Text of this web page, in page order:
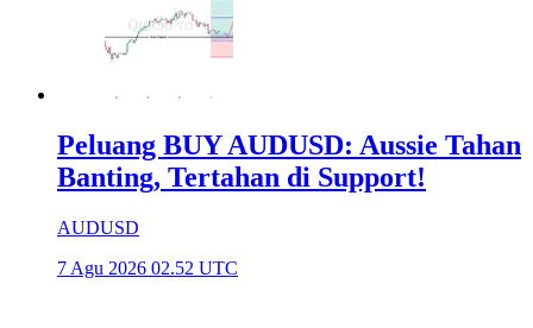
Peluang BUY AUDUSD: Aussie Tahan
Banting, Tertahan di Support!
AUDUSD
7 Agu 2026 02.52 UTC